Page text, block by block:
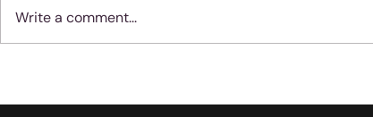
Write a comment...